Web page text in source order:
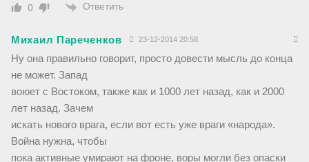
0 Ответить
Михаил Пареченков 23-12-2014 20:58
Ну она правильно говорит, просто довести мысль до конца
не может. Запад
воюет с Востоком, также как и 1000 лет назад, как и 2000
лет назад. Зачем
искать нового врага, если вот есть уже враги «народа».
Война нужна, чтобы
пока активные умирают на фроне, воры могли без опаски